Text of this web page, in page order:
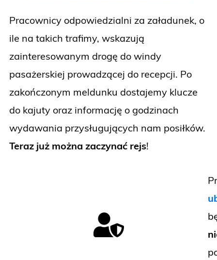
Pracownicy odpowiedzialni za załadunek, o
ile na takich trafimy, wskazują
zainteresowanym drogę do windy
pasażerskiej prowadzącej do recepcji. Po
zakończonym meldunku dostajemy klucze
do kajuty oraz informację o godzinach
wydawania przysługujących nam posiłków.
Teraz już można zaczynać rejs!